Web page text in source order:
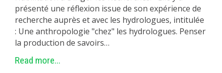
présenté une réflexion issue de son expérience de
recherche auprès et avec les hydrologues, intitulée
: Une anthropologie "chez" les hydrologues. Penser
la production de savoirs…
Read more...